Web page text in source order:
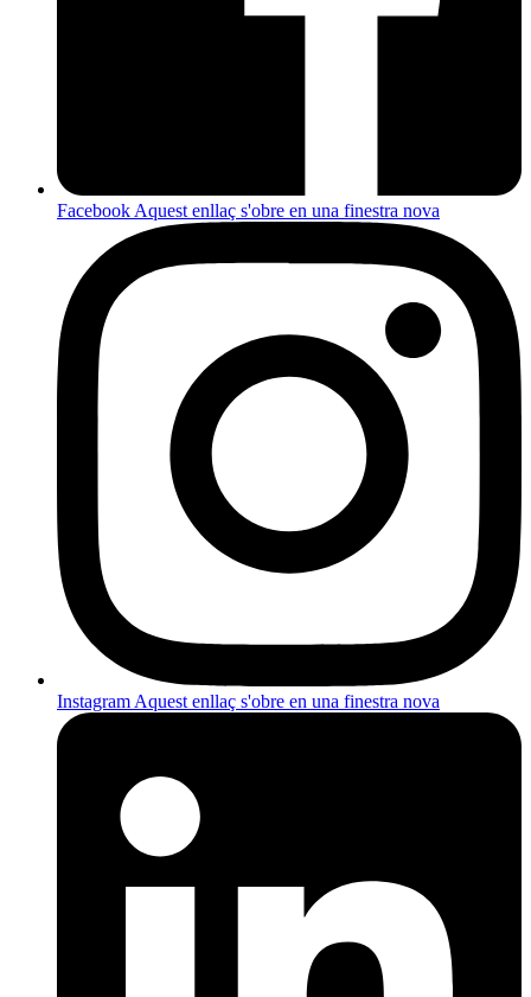
Facebook Aquest enllaç s'obre en una finestra nova
Instagram Aquest enllaç s'obre en una finestra nova